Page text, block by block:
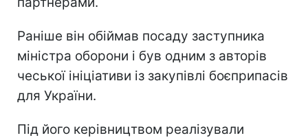
Раніше він обіймав посаду заступника
міністра оборони і був одним з авторів
чеської ініціативи із закупівлі боєприпасів
для України.
Під його керівництвом реалізували